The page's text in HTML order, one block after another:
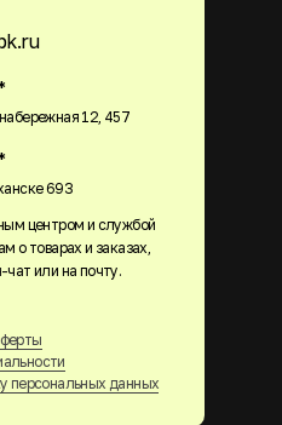
12, 457
693
персональных данных
центром и службой
о товарах и заказах,
или на почту.